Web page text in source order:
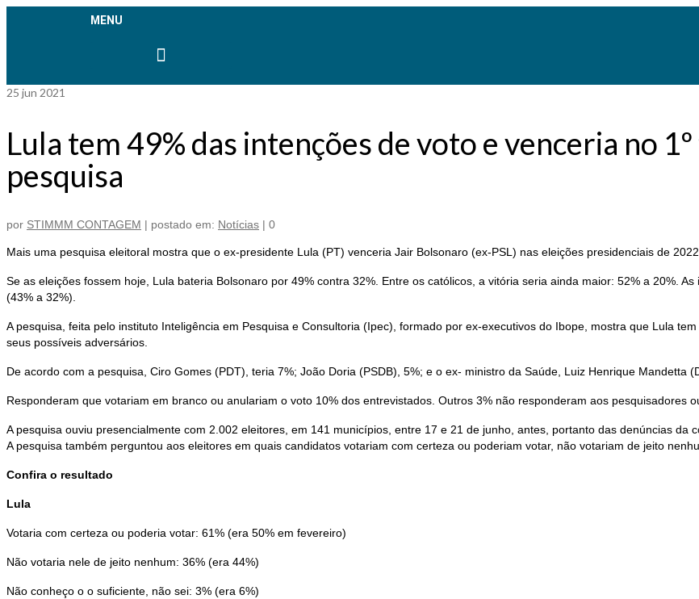
MENU
25 jun 2021
Lula tem 49% das intenções de voto e venceria no
pesquisa
por STIMMM CONTAGEM | postado em: Notícias | 0
Mais uma pesquisa eleitoral mostra que o ex-presidente Lula (PT) venceria Jair Bolsonaro (ex-PSL) nas eleições presidenciais de 2022.
Se as eleições fossem hoje, Lula bateria Bolsonaro por 49% contra 32%. Entre os católicos, a vitória seria ainda maior: 52% a 20%.
(43% a 32%).
A pesquisa, feita pelo instituto Inteligência em Pesquisa e Consultoria (Ipec), formado por ex-executivos do Ibope, mostra que Lula
seus possíveis adversários.
De acordo com a pesquisa, Ciro Gomes (PDT), teria 7%; João Doria (PSDB), 5%; e o ex- ministro da Saúde, Luiz Henrique Mandetta
Responderam que votariam em branco ou anulariam o voto 10% dos entrevistados. Outros 3% não responderam aos pesquisadores
A pesquisa ouviu presencialmente com 2.002 eleitores, em 141 municípios, entre 17 e 21 de junho, antes, portanto das denúncias da
A pesquisa também perguntou aos eleitores em quais candidatos votariam com certeza ou poderiam votar, não votariam de jeito
Confira o resultado
Lula
Votaria com certeza ou poderia votar: 61% (era 50% em fevereiro)
Não votaria nele de jeito nenhum: 36% (era 44%)
Não conheço o o suficiente, não sei: 3% (era 6%)